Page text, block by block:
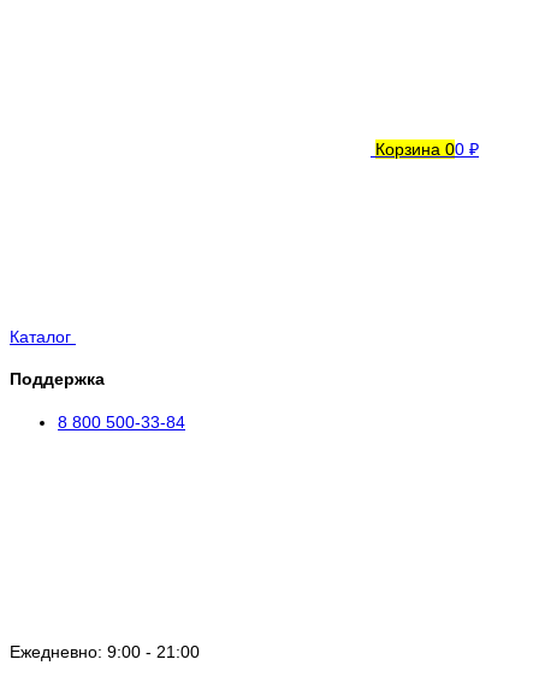
Корзина 00 ₽
Каталог
Поддержка
8 800 500-33-84
Ежедневно: 9:00 - 21:00